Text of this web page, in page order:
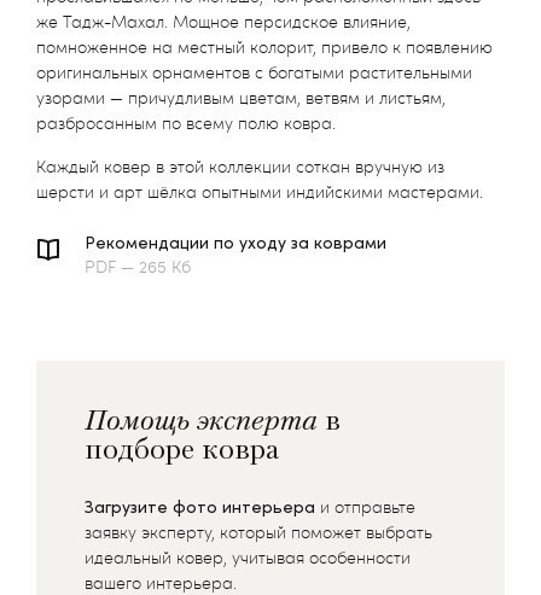
же Тадж-Махал. Мощное персидское влияние,
помноженное на местный колорит, привело к появлению
оригинальных орнаментов с богатыми растительными
узорами — причудливым цветам, ветвям и листьям,
разбросанным по всему полю ковра.
Каждый ковер в этой коллекции соткан вручную из
шерсти и арт шёлка опытными индийскими мастерами.
Рекомендации по уходу за коврами
PDF — 265 Кб
Помощь эксперта в
подборе ковра
Загрузите фото интерьера и отправьте
заявку эксперту, который поможет выбрать
идеальный ковер, учитывая особенности
вашего интерьера.